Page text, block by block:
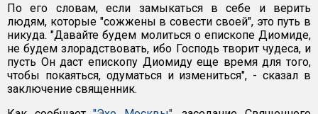
По его словам, если замыкаться в себе и верить
людям, которые "сожжены в совести своей", это путь в
никуда. "Давайте будем молиться о епископе Диомиде,
не будем злорадствовать, ибо Господь творит чудеса, и
пусть Он даст епископу Диомиду еще время для того,
чтобы покаяться, одуматься и измениться", - сказал в
заключение священник.